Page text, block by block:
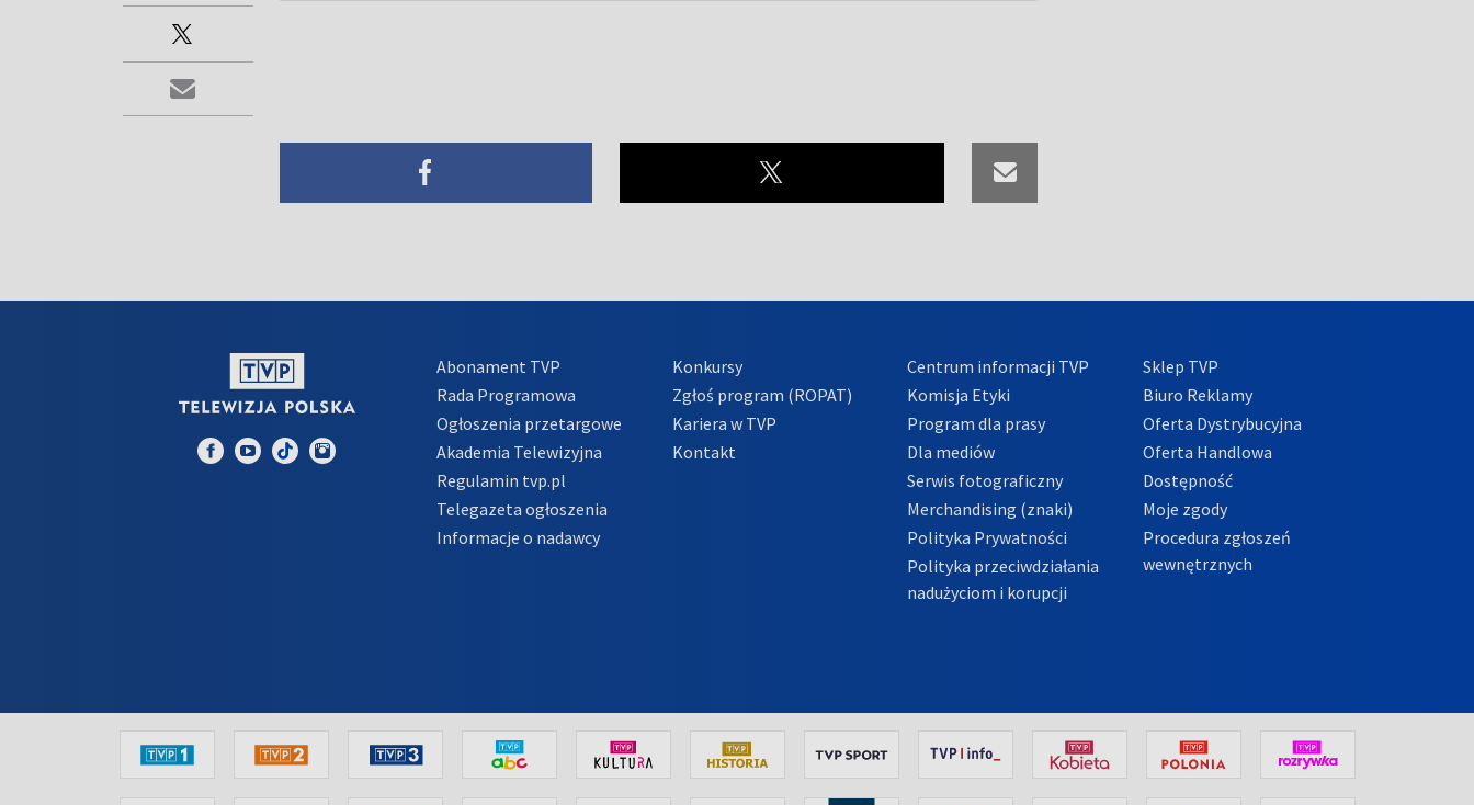
Abonament TVP
Rada Programowa
Ogłoszenia przetargowe
Akademia Telewizyjna
Regulamin tvp.pl
Telegazeta ogłoszenia
Informacje o nadawcy
Konkursy
Zgłoś program (ROPAT)
Kariera w TVP
Kontakt
Centrum informacji TVP
Komisja Etyki
Program dla prasy
Dla mediów
Serwis fotograficzny
Merchandising (znaki)
Polityka Prywatności
Polityka przeciwdziałania
nadużyciom i korupcji
Sklep TVP
Biuro Reklamy
Oferta Dystrybucyjna
Oferta Handlowa
Dostępność
Moje zgody
Procedura zgłoszeń
wewnętrznych